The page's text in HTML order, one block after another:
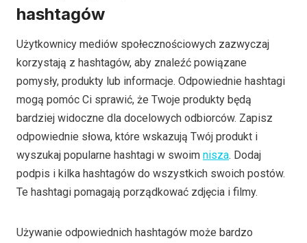
hashtagów
Użytkownicy mediów społecznościowych zazwyczaj
korzystają z hashtagów, aby znaleźć powiązane
pomysły, produkty lub informacje. Odpowiednie hashtagi
mogą pomóc Ci sprawić, że Twoje produkty będą
bardziej widoczne dla docelowych odbiorców. Zapisz
odpowiednie słowa, które wskazują Twój produkt i
wyszukaj popularne hashtagi w swoim nisza. Dodaj
podpis i kilka hashtagów do wszystkich swoich postów.
Te hashtagi pomagają porządkować zdjęcia i filmy.
Używanie odpowiednich hashtagów może bardzo